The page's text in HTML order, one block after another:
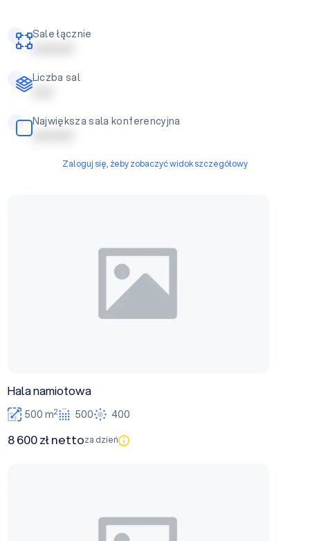
Sale łącznie
| | | | | | | | | |
Liczba sal
| | | | |
Największa sala konferencyjna
| | | | | | | | | |
Zaloguj się, żeby zobaczyć widok szczegółowy
Hala namiotowa
500 m2 500 400
8 600 zł nettoza dzień